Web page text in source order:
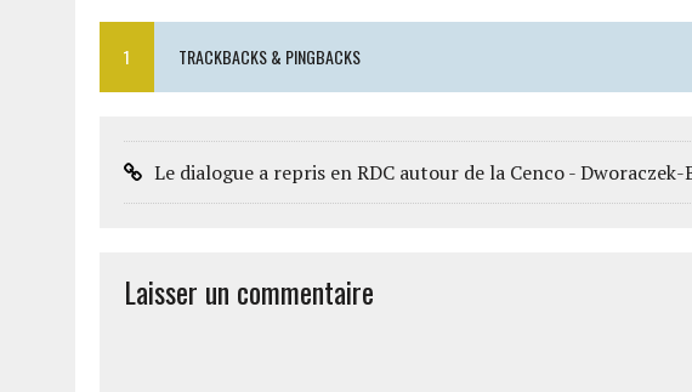
1 TRACKBACKS & PINGBACKS
Le dialogue a repris en RDC autour de la Cenco - Dworaczek-
Laisser un commentaire